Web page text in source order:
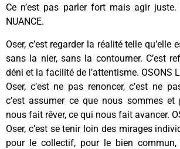
Ce n’est pas parler fort mais agir juste.
NUANCE.
Oser, c’est regarder la réalité telle qu’elle
sans la nier, sans la contourner. C’est
déni et la facilité de l’attentisme. OSONS
Oser, c’est ne pas renoncer, c’est ne
c’est assumer ce que nous sommes
nous fait rêver, ce qui nous fait avancer.
Oser, c’est se tenir loin des mirages
pour le collectif, pour le bien